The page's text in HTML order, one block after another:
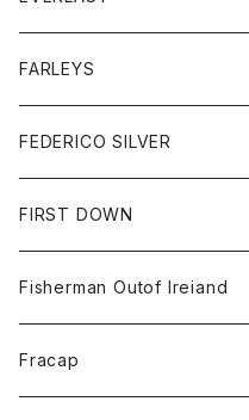
シャツ
セーター
ボトム
ショートパンツ
パンツ
レディース
コート
ジャケット
トップス
ジャケット
スエットシャツ
ボトム
スエットパンツ
グッズ
帽子
FARLEYS
FEDERICO SILVER
アクセサリー
FIRST DOWN
Fisherman Outof Ireiand
ニット
Fracap